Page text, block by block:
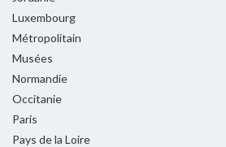
Luxembourg
Métropolitain
Musées
Normandie
Occitanie
Paris
Pays de la Loire